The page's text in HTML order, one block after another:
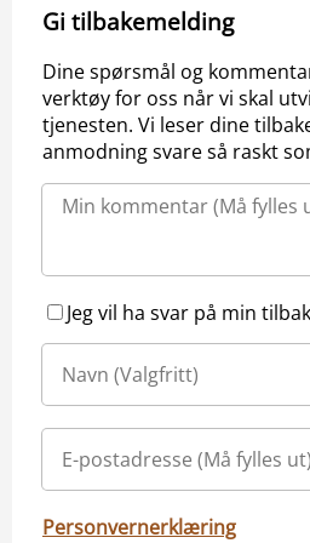
Gi tilbakemelding
Dine spørsmål og
verktøy for oss når vi skal
tjenesten. Vi leser dine
anmodning svare så raskt
Jeg vil ha svar på min
Personvernerklæring